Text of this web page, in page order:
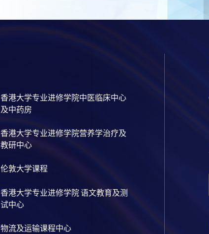
香港大学专业进修学院中医临床中心
及中药房
香港大学专业进修学院营养学治疗及
教研中心
伦敦大学课程
香港大学专业进修学院 语文教育及测
试中心
物流及运输课程中心